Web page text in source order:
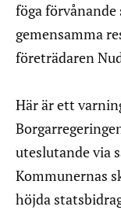
föga förvånande
gemensamma
företrädaren
Här är ett
uteslutande via
Kommunernas
höjda